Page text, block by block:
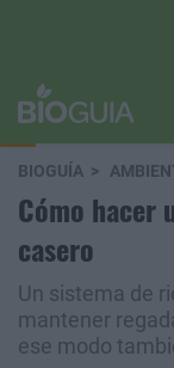
BIOGUÍA
Cómo hacer
casero
Un sistema de
mantener
ese modo